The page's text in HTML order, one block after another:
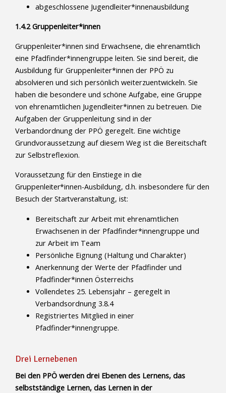
abgeschlossene Jugendleiter*innenausbildung
1.4.2 Gruppenleiter*innen
Gruppenleiter*innen sind Erwachsene, die ehrenamtlich
eine Pfadfinder*innengruppe leiten. Sie sind bereit, die
Ausbildung für Gruppenleiter*innen der PPÖ zu
absolvieren und sich persönlich weiterzuentwickeln. Sie
haben die besondere und schöne Aufgabe, eine Gruppe
von ehrenamtlichen Jugendleiter*innen zu betreuen. Die
Aufgaben der Gruppenleitung sind in der
Verbandordnung der PPÖ geregelt. Eine wichtige
Grundvoraussetzung auf diesem Weg ist die Bereitschaft
zur Selbstreflexion.
Voraussetzung für den Einstiege in die
Gruppenleiter*innen-Ausbildung, d.h. insbesondere für den
Besuch der Startveranstaltung, ist:
Bereitschaft zur Arbeit mit ehrenamtlichen
Erwachsenen in der Pfadfinder*innengruppe und
zur Arbeit im Team
Persönliche Eignung (Haltung und Charakter)
Anerkennung der Werte der Pfadfinder und
Pfadfinder*innen Österreichs
Vollendetes 25. Lebensjahr – geregelt in
Verbandsordnung 3.8.4
Registriertes Mitglied in einer
Pfadfinder*innengruppe.
Drei Lernebenen
Bei den PPÖ werden drei Ebenen des Lernens, das
selbstständige Lernen, das Lernen in der